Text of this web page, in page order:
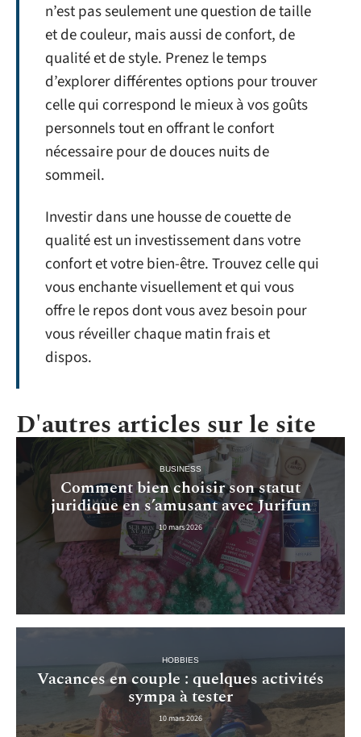
n’est pas seulement une question de taille
et de couleur, mais aussi de confort, de
qualité et de style. Prenez le temps
d’explorer différentes options pour trouver
celle qui correspond le mieux à vos goûts
personnels tout en offrant le confort
nécessaire pour de douces nuits de
sommeil.
Investir dans une housse de couette de
qualité est un investissement dans votre
confort et votre bien-être. Trouvez celle qui
vous enchante visuellement et qui vous
offre le repos dont vous avez besoin pour
vous réveiller chaque matin frais et
dispos.
D'autres articles sur le site
BUSINESS
Comment bien choisir son statut
juridique en s’amusant avec Jurifun
10 mars 2026
HOBBIES
Vacances en couple : quelques activités
sympa à tester
10 mars 2026